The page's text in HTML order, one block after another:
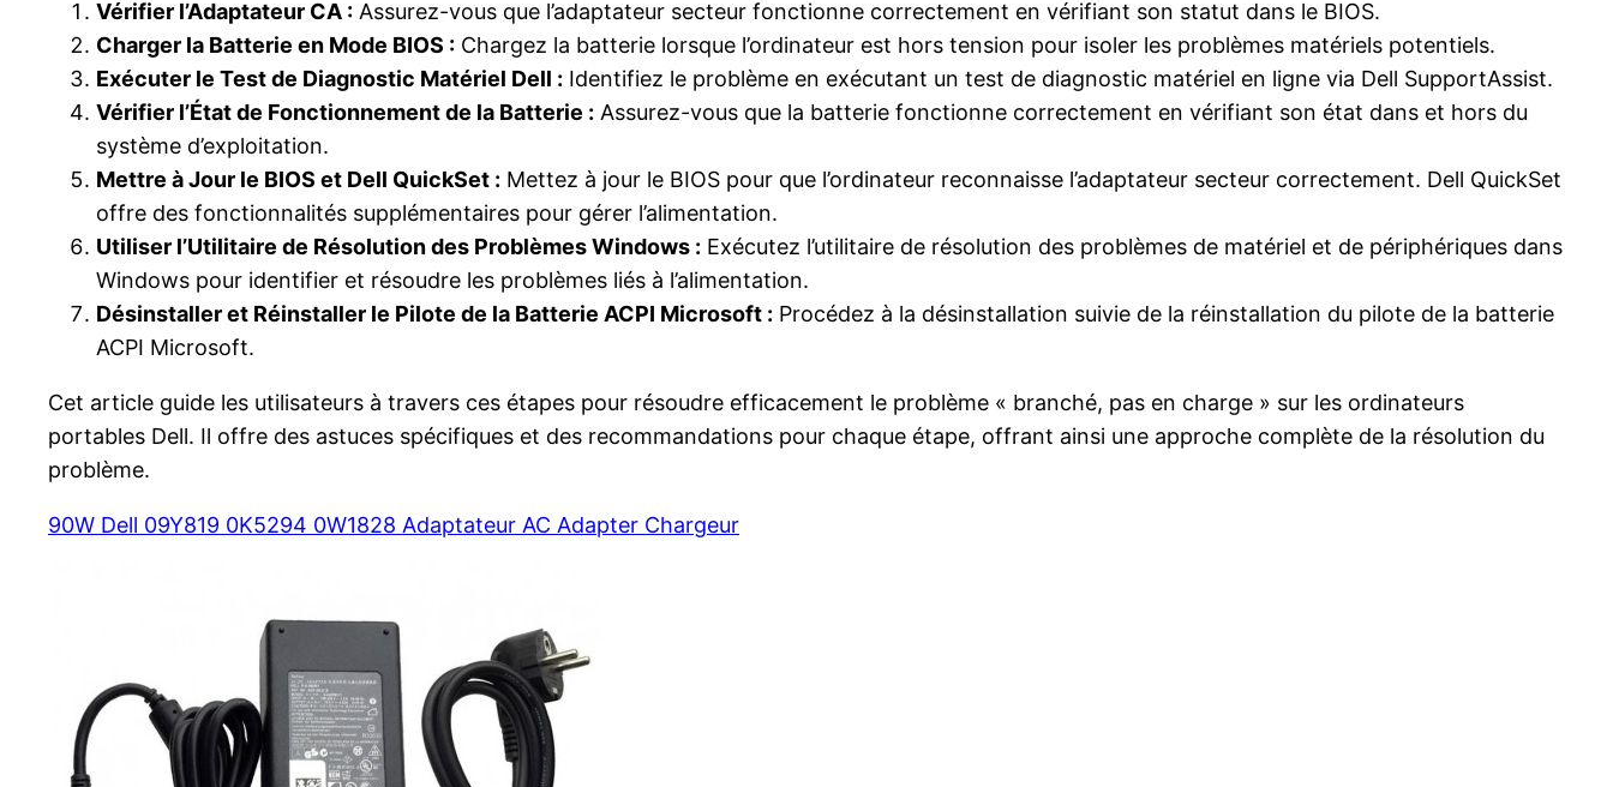
Vérifier l’Adaptateur CA : Assurez-vous que l’adaptateur secteur fonctionne correctement en vérifiant son statut dans le BIOS.
Charger la Batterie en Mode BIOS : Chargez la batterie lorsque l’ordinateur est hors tension pour isoler les problèmes matériels potentiels.
Exécuter le Test de Diagnostic Matériel Dell : Identifiez le problème en exécutant un test de diagnostic matériel en ligne via Dell SupportAssist.
Vérifier l’État de Fonctionnement de la Batterie : Assurez-vous que la batterie fonctionne correctement en vérifiant son état dans et hors du
système d’exploitation.
Mettre à Jour le BIOS et Dell QuickSet : Mettez à jour le BIOS pour que l’ordinateur reconnaisse l’adaptateur secteur correctement. Dell QuickSet
offre des fonctionnalités supplémentaires pour gérer l’alimentation.
Utiliser l’Utilitaire de Résolution des Problèmes Windows : Exécutez l’utilitaire de résolution des problèmes de matériel et de périphériques dans
Windows pour identifier et résoudre les problèmes liés à l’alimentation.
Désinstaller et Réinstaller le Pilote de la Batterie ACPI Microsoft : Procédez à la désinstallation suivie de la réinstallation du pilote de la batterie
ACPI Microsoft.
Cet article guide les utilisateurs à travers ces étapes pour résoudre efficacement le problème « branché, pas en charge » sur les ordinateurs
portables Dell. Il offre des astuces spécifiques et des recommandations pour chaque étape, offrant ainsi une approche complète de la résolution du
problème.
90W Dell 09Y819 0K5294 0W1828 Adaptateur AC Adapter Chargeur